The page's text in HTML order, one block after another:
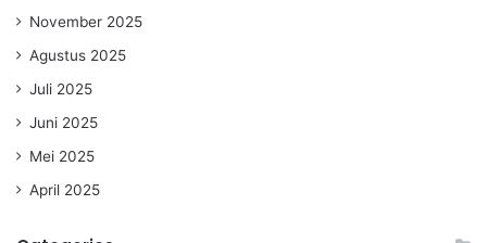
November 2025
Agustus 2025
Juli 2025
Juni 2025
Mei 2025
April 2025